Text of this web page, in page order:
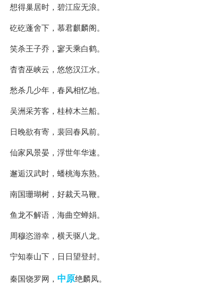
想得巢居时，碧江应无浪。
矻矻蓬舍下，慕君麒麟阁。
笑杀王子乔，寥天乘白鹤。
杳杳巫峡云，悠悠汉江水。
愁杀几少年，春风相忆地。
吴洲采芳客，桂棹木兰船。
日晚欲有寄，裴回春风前。
仙家风景晏，浮世年华速。
邂逅汉武时，蟠桃海东熟。
南国珊瑚树，好裁天马鞭。
鱼龙不解语，海曲空蝉娟。
周穆恣游幸，横天驱八龙。
宁知泰山下，日日望登封。
秦国饶罗网， 中原绝麟凤。